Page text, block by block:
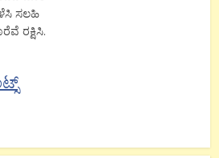
ಸಲಹಿ
ರಕ್ಷಿಸಿ.